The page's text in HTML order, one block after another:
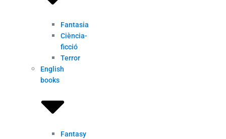
Fantasia
Ciència-
ficció
Terror
English
books
Fantasy